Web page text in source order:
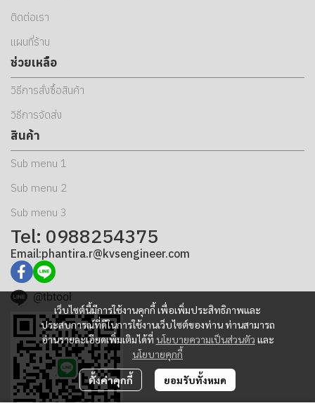
เว็บไซต์นี้มีการใช้งานคุกกี้ เพื่อเพิ่มประสิทธิภาพและ
ประสบการณ์ที่ดีในการใช้งานเว็บไซต์ของท่าน ท่านสามารถ
อ่านรายละเอียดเพิ่มเติมได้ที่ นโยบายความเป็นส่วนตัว และ
นโยบายคุกกี้
ตั้งค่าคุกกี้ ยอมรับทั้งหมด
ติดต่อเรา
แผนที่ร้าน
ช่วยเหลือ
วิธีการสั่งซื้อสินค้า
วิธีการจัดส่ง
สินค้า
Sub menu 1
Sub menu 2
Sub menu 3
Tel: 0988254375
Email:phantira.r@kvsengineer.com
@tbtool